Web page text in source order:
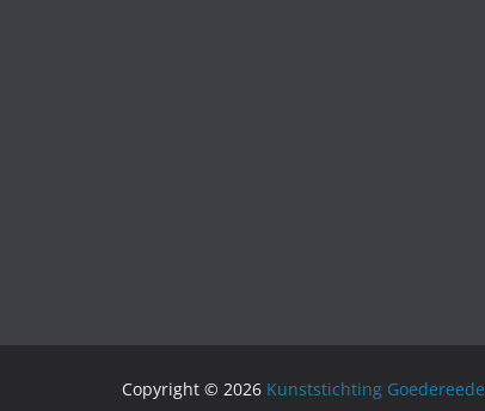
Copyright © 2026 Kunststichting Goedereede